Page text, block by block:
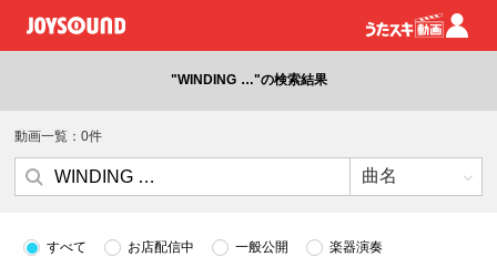
"WINDING …"の検索結果
動画一覧：0件
すべて お店配信中 一般公開 楽器演奏